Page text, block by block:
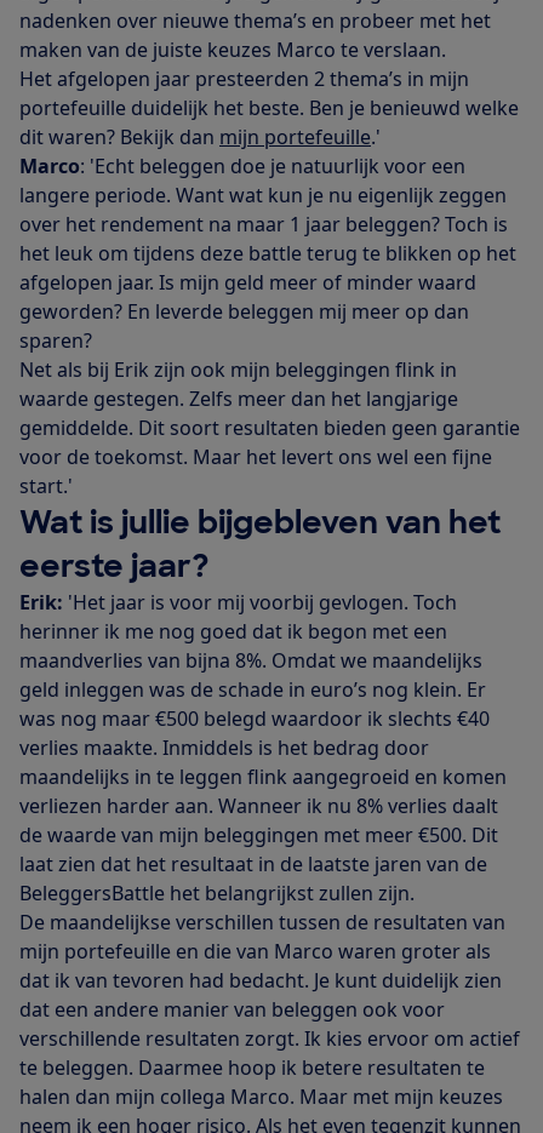
nadenken over nieuwe thema’s en probeer met het
maken van de juiste keuzes Marco te verslaan.
Het afgelopen jaar presteerden 2 thema’s in mijn
portefeuille duidelijk het beste. Ben je benieuwd welke
dit waren? Bekijk dan mijn portefeuille.'
Marco: 'Echt beleggen doe je natuurlijk voor een
langere periode. Want wat kun je nu eigenlijk zeggen
over het rendement na maar 1 jaar beleggen? Toch is
het leuk om tijdens deze battle terug te blikken op het
afgelopen jaar. Is mijn geld meer of minder waard
geworden? En leverde beleggen mij meer op dan
sparen?
Net als bij Erik zijn ook mijn beleggingen flink in
waarde gestegen. Zelfs meer dan het langjarige
gemiddelde. Dit soort resultaten bieden geen garantie
voor de toekomst. Maar het levert ons wel een fijne
start.'
Wat is jullie bijgebleven van het
eerste jaar?
Erik: 'Het jaar is voor mij voorbij gevlogen. Toch
herinner ik me nog goed dat ik begon met een
maandverlies van bijna 8%. Omdat we maandelijks
geld inleggen was de schade in euro’s nog klein. Er
was nog maar €500 belegd waardoor ik slechts €40
verlies maakte. Inmiddels is het bedrag door
maandelijks in te leggen flink aangegroeid en komen
verliezen harder aan. Wanneer ik nu 8% verlies daalt
de waarde van mijn beleggingen met meer €500. Dit
laat zien dat het resultaat in de laatste jaren van de
BeleggersBattle het belangrijkst zullen zijn.
De maandelijkse verschillen tussen de resultaten van
mijn portefeuille en die van Marco waren groter als
dat ik van tevoren had bedacht. Je kunt duidelijk zien
dat een andere manier van beleggen ook voor
verschillende resultaten zorgt. Ik kies ervoor om actief
te beleggen. Daarmee hoop ik betere resultaten te
halen dan mijn collega Marco. Maar met mijn keuzes
neem ik een hoger risico. Als het even tegenzit kunnen